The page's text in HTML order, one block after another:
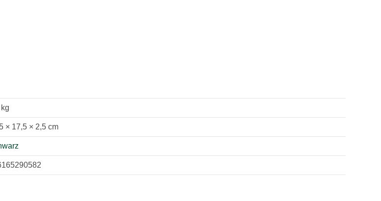
× 17,5 × 2,5 cm